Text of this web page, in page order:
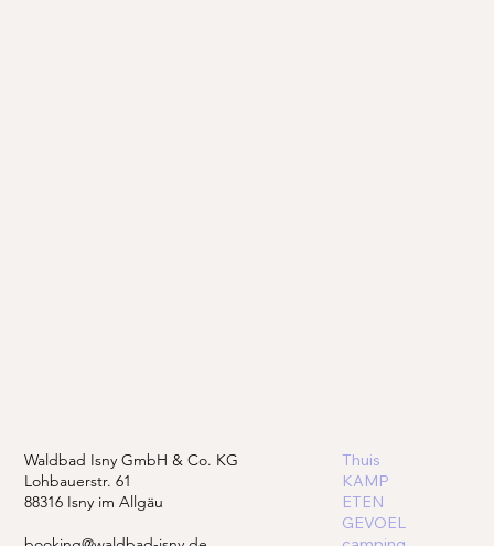
Waldbad Isny GmbH & Co. KG
Lohbauerstr. 61
88316 Isny im Allgäu
Thuis
KAMP
ETEN
GEVOEL